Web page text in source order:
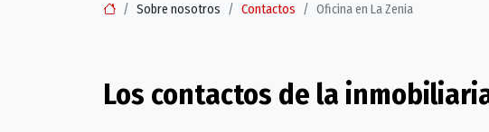
Sobre nosotros Contactos Oficina en La Zenia
Los contactos de la